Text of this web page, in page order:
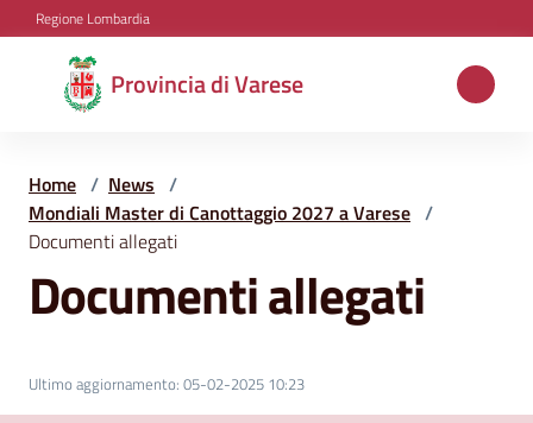
Vai al contenuto
Vai alla navigazione
Vai al footer
Regione Lombardia
Provincia di Varese
Provincia
di
Aree
tematiche
Amministrazione
Home / News /
Mondiali Master di Canottaggio 2027 a Varese /
Documenti allegati
Documenti allegati
Ultimo aggiornamento: 05-02-2025 10:23